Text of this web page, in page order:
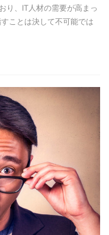
り、IT人材の需要が高まっ
ことは決して不可能では